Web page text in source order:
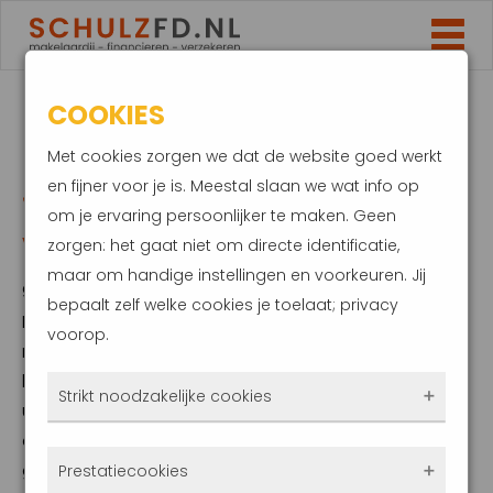
MAAK JE AUTO (EN
JEZELF) RIJKLAAR
VOOR DE HERFST
9 september 2025
Na het afgelopen fraaie weekend wordt het
nu toch echt tijd voor herfstweer. De
herfst brengt voor jou als automobilist extra
uitdagingen met zich mee. Het wordt sneller
donker, wegen zijn vaker nat en glad, en
gevallen bladeren kunnen het wegdek
COOKIES
Met cookies zorgen we dat de website goed werkt
en fijner voor je is. Meestal slaan we wat info op
om je ervaring persoonlijker te maken. Geen
zorgen: het gaat niet om directe identificatie,
maar om handige instellingen en voorkeuren. Jij
bepaalt zelf welke cookies je toelaat; privacy
voorop.
Strikt noodzakelijke cookies
Prestatiecookies